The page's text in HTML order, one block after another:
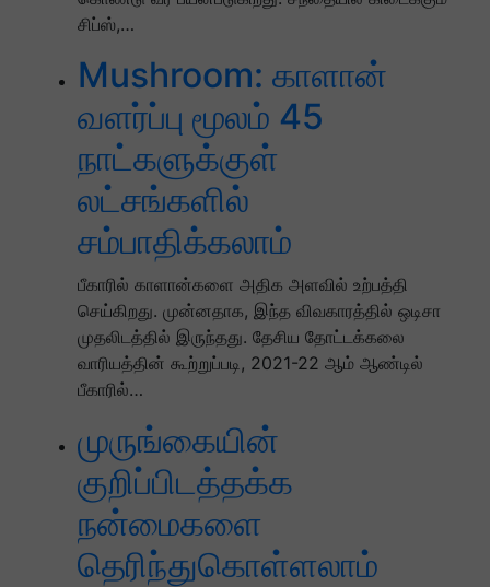
சிப்ஸ்,…
Mushroom: காளான்
வளர்ப்பு மூலம் 45
நாட்களுக்குள்
லட்சங்களில்
சம்பாதிக்கலாம்
பீகாரில் காளான்களை அதிக அளவில் உற்பத்தி
செய்கிறது. முன்னதாக, இந்த விவகாரத்தில் ஒடிசா
முதலிடத்தில் இருந்தது. தேசிய தோட்டக்கலை
வாரியத்தின் கூற்றுப்படி, 2021-22 ஆம் ஆண்டில்
பீகாரில்…
முருங்கையின்
குறிப்பிடத்தக்க
நன்மைகளை
தெரிந்துகொள்ளலாம்